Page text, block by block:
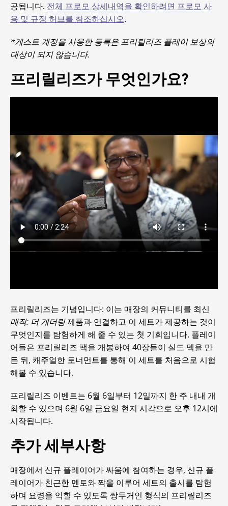
공됩니다. 전체 프로모 상세내역을 확인하려면 프로모 사
용 및 규정 허브를 참조하십시오.
*게스트 계정을 사용한 등록은 프리릴리즈 플레이 보상의
대상이 되지 않습니다.
프리릴리즈가 무엇인가요?
프리릴리즈는 기념입니다: 이는 매장의 커뮤니티를 최신
매직: 더 개더링제품과 연결하고 이 세트가 제공하는 것이
무엇인지를 탐험하게 해 줄 수 있는 첫 기회입니다. 플레이
어들은 프리릴리즈 팩을 개봉하여 40장들이 실드 덱을 만
든 뒤, 캐주얼한 토너먼트를 통해 이 세트를 처음으로 시험
해볼 수 있습니다.
프리릴리즈 이벤트는 6월 6일부터 12일까지 한 주 내내 개
최할 수 있으며 6월 6일 금요일 현지 시각으로 오후 12시에
시작됩니다.
추가 세부사항
매장에서 신규 플레이어가 싸움에 참여하는 경우, 신규 플
레이어가 친근한 멘토와 짝을 이루어 세트의 출시를 탐험
하며 요령을 익힐 수 있도록 쌍두거인 형식의 프리릴리즈